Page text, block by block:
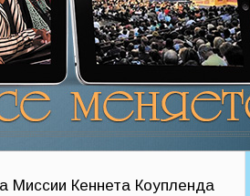
Миссии Кеннета Коупленда